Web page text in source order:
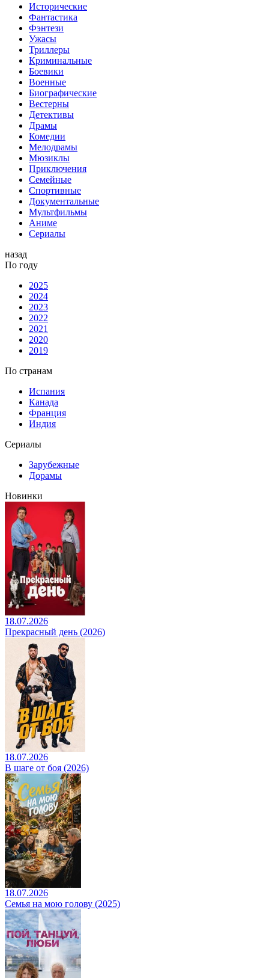
Исторические
Фантастика
Фэнтези
Ужасы
Триллеры
Криминальные
Боевики
Военные
Биографические
Вестерны
Детективы
Драмы
Комедии
Мелодрамы
Мюзиклы
Приключения
Семейные
Спортивные
Документальные
Мультфильмы
Аниме
Сериалы
назад
По году
2025
2024
2023
2022
2021
2020
2019
По странам
Испания
Канада
Франция
Индия
Сериалы
Зарубежные
Дорамы
Новинки
18.07.2026
Прекрасный день (2026)
18.07.2026
В шаге от боя (2026)
18.07.2026
Семья на мою голову (2025)